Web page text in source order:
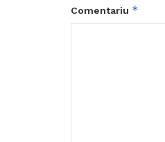
Comentariu *